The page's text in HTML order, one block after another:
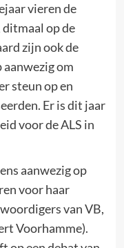
vieren de
op de
zijn ook de
om
steun op en
Er is dit jaar
voor de ALS in
aanwezig op
voor haar
van VB,
Voorhamme).